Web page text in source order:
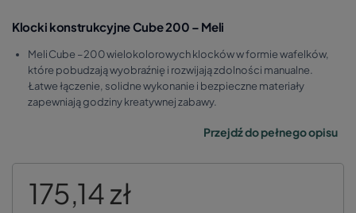
Klocki konstrukcyjne Cube 200 – Meli
Meli Cube – 200 wielokolorowych klocków w formie wafelków,
które pobudzają wyobraźnię i rozwijają zdolności manualne.
Łatwe łączenie, solidne wykonanie i bezpieczne materiały
zapewniają godziny kreatywnej zabawy.
Przejdź do pełnego opisu
175,14 zł